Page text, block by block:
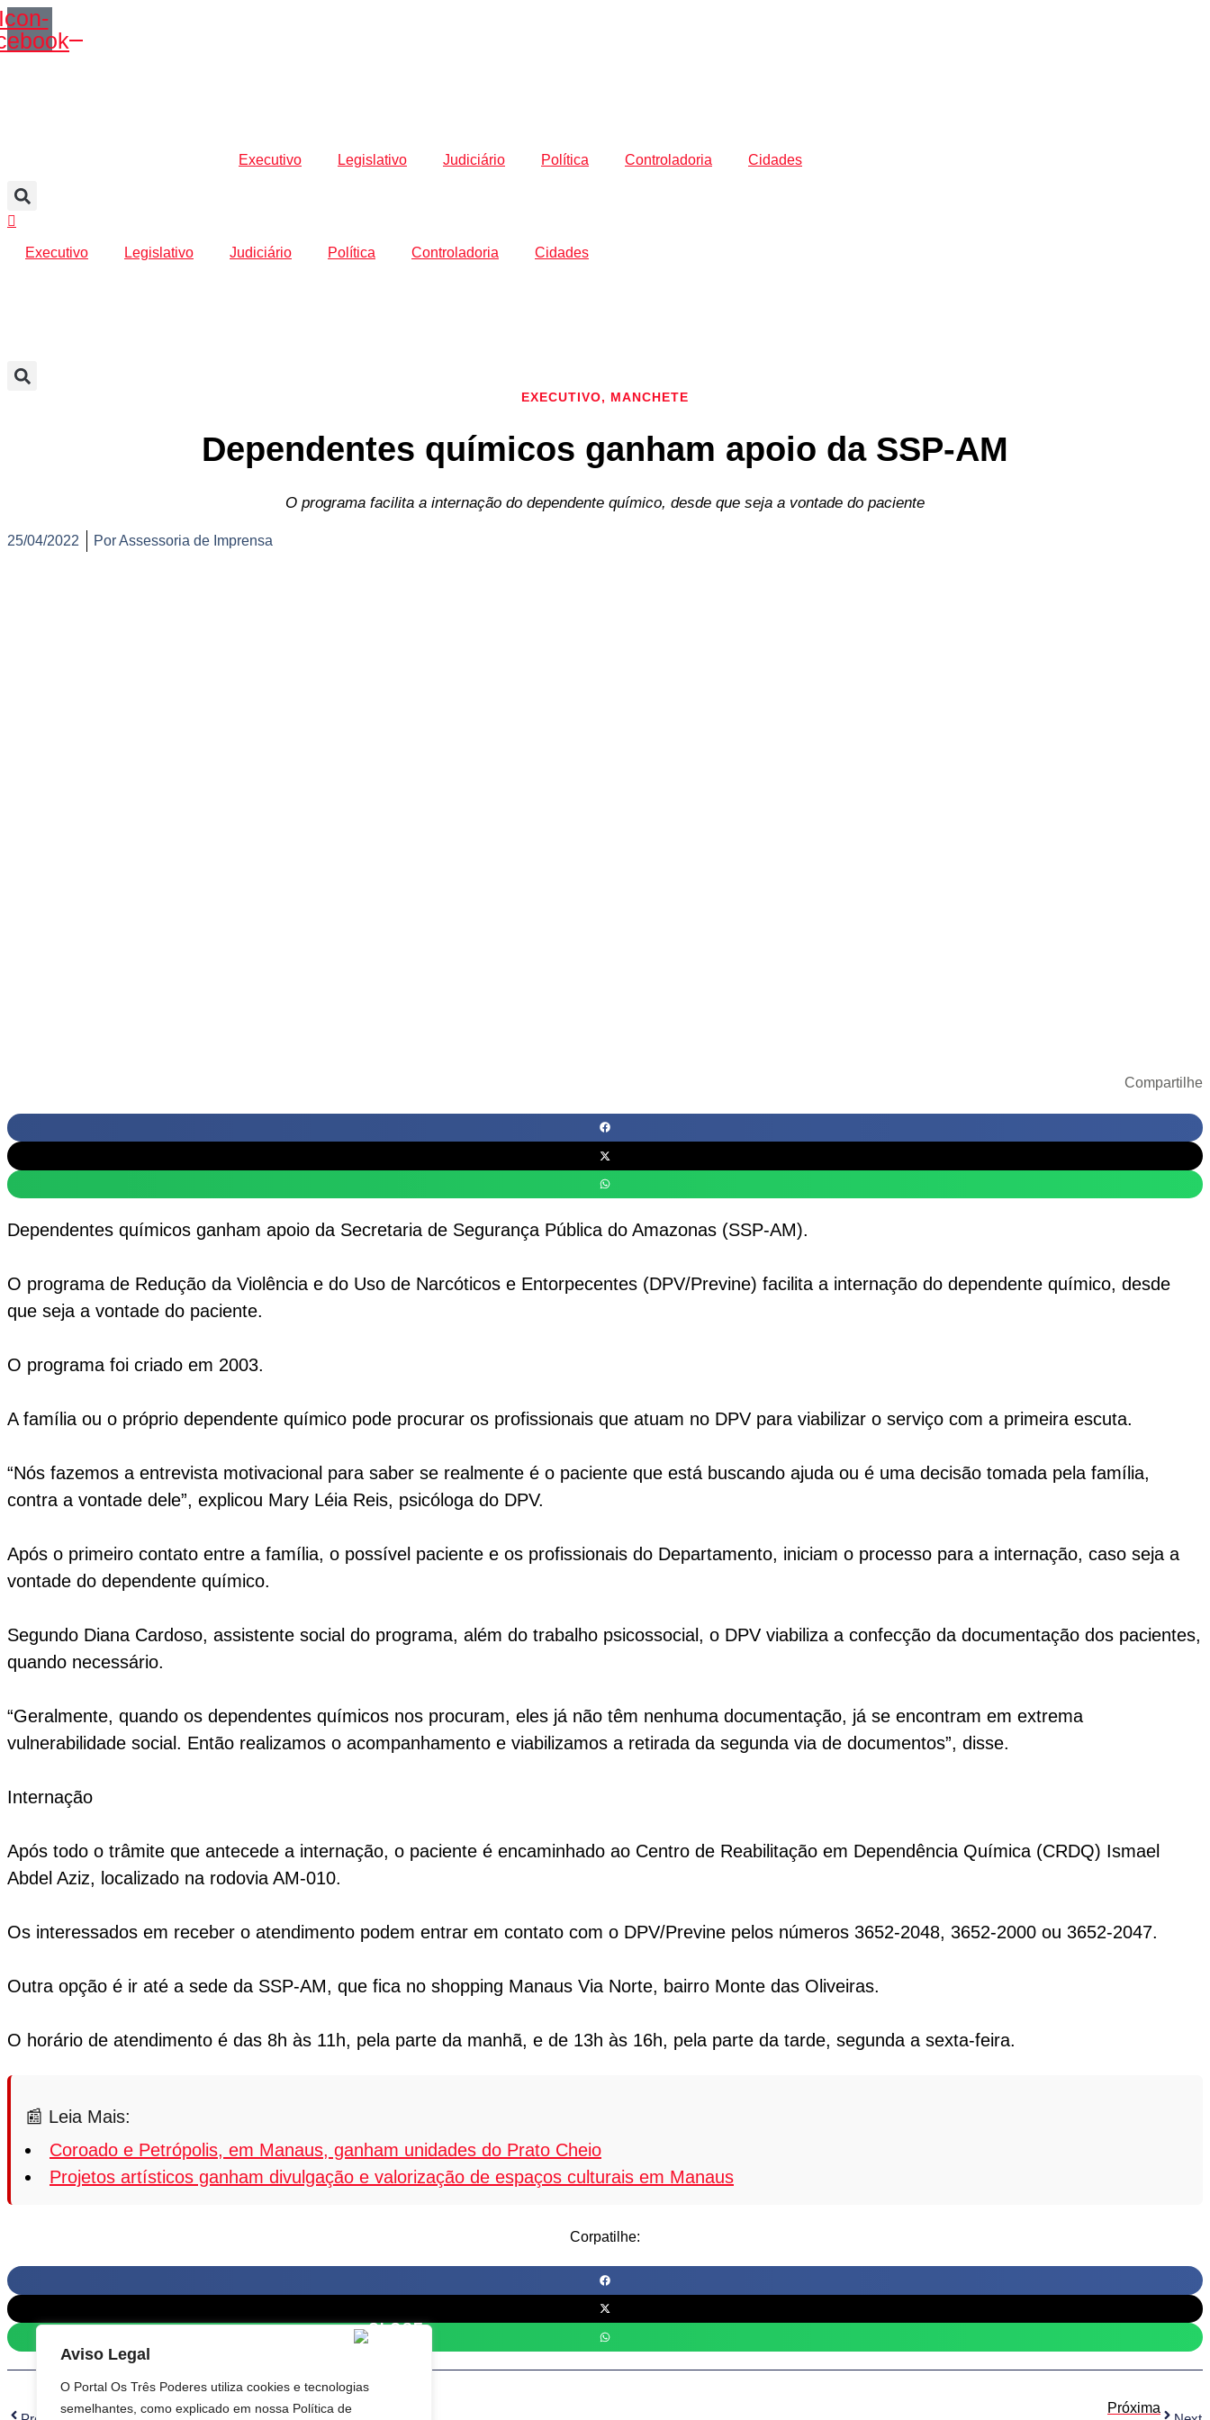
Aviso Legal
O Portal Os Três Poderes utiliza cookies e tecnologias
semelhantes, como explicado em nossa Política de
Ir
para
Executivo Legislativo Judiciário Política Controladoria Cidades
Executivo Legislativo Judiciário Política Controladoria Cidades
EXECUTIVO, MANCHETE
Dependentes químicos ganham apoio da SSP-AM
O programa facilita a internação do dependente químico, desde que seja a vontade do paciente
25/04/2022 PorAssessoria de Imprensa
Compartilhe
Dependentes químicos ganham apoio da Secretaria de Segurança Pública do Amazonas (SSP-AM).
O programa de Redução da Violência e do Uso de Narcóticos e Entorpecentes (DPV/Previne) facilita a internação do dependente químico, desde
que seja a vontade do paciente.
O programa foi criado em 2003.
A família ou o próprio dependente químico pode procurar os profissionais que atuam no DPV para viabilizar o serviço com a primeira escuta.
“Nós fazemos a entrevista motivacional para saber se realmente é o paciente que está buscando ajuda ou é uma decisão tomada pela família,
contra a vontade dele”, explicou Mary Léia Reis, psicóloga do DPV.
Após o primeiro contato entre a família, o possível paciente e os profissionais do Departamento, iniciam o processo para a internação, caso seja a
vontade do dependente químico.
Segundo Diana Cardoso, assistente social do programa, além do trabalho psicossocial, o DPV viabiliza a confecção da documentação dos pacientes,
quando necessário.
“Geralmente, quando os dependentes químicos nos procuram, eles já não têm nenhuma documentação, já se encontram em extrema
vulnerabilidade social. Então realizamos o acompanhamento e viabilizamos a retirada da segunda via de documentos”, disse.
Internação
Após todo o trâmite que antecede a internação, o paciente é encaminhado ao Centro de Reabilitação em Dependência Química (CRDQ) Ismael
Abdel Aziz, localizado na rodovia AM-010.
Os interessados em receber o atendimento podem entrar em contato com o DPV/Previne pelos números 3652-2048, 3652-2000 ou 3652-2047.
Outra opção é ir até a sede da SSP-AM, que fica no shopping Manaus Via Norte, bairro Monte das Oliveiras.
O horário de atendimento é das 8h às 11h, pela parte da manhã, e de 13h às 16h, pela parte da tarde, segunda a sexta-feira.
Leia Mais:
Coroado e Petrópolis, em Manaus, ganham unidades do Prato Cheio
Projetos artísticos ganham divulgação e valorização de espaços culturais em Manaus
Corpatilhe:
Anterior Próxima